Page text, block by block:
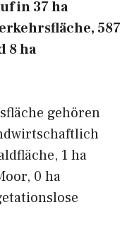
in 37 ha
587
8 ha
gehören
1 ha
0 ha